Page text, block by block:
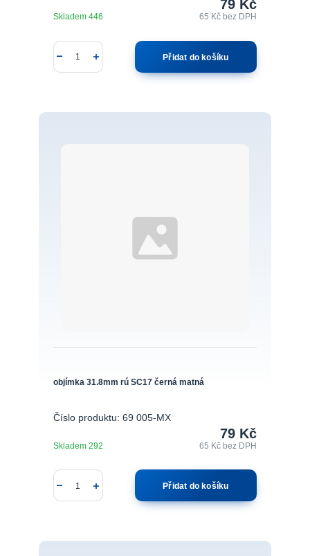
79 Kč
65 Kčbez DPH
Skladem 446
Přidat do košíku
objímka 31.8mm rú SC17 černá matná
Číslo produktu: 69 005-MX
79 Kč
65 Kčbez DPH
Skladem 292
Přidat do košíku